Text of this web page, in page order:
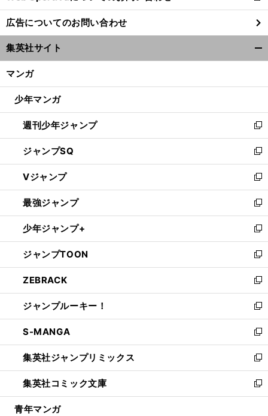
し
い
ウ
ィ
ン
ウ
開
く
広告についてのお問い合わせ
集英社サイト
マンガ
少年マンガ
週刊少年ジャンプ
新
し
い
ウ
ィ
ン
ド
ウ
で
開
く
ジャンプSQ
新
し
い
ウ
ィ
ン
ド
ウ
で
開
く
Vジャンプ
新
し
い
ウ
ィ
ン
ド
ウ
で
開
く
最強ジャンプ
新
し
い
ウ
ィ
ン
ド
ウ
で
開
く
少年ジャンプ+
新
し
い
ウ
ィ
ン
ド
ウ
で
開
く
ジャンプTOON
新
し
い
ウ
ィ
ン
ド
ウ
で
開
く
ZEBRACK
新
し
い
ウ
ィ
ン
ド
ウ
で
開
ジャンプルーキー！
新
し
い
ウ
ィ
ン
ド
ウ
S-MANGA
新
し
い
ウ
ィ
ン
集英社ジャンプリミックス
新
し
い
ウ
集英社コミック文庫
新
し
青年マンガ